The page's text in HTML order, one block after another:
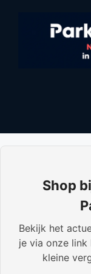
Shop
Bekijk het
je via onze
kleine